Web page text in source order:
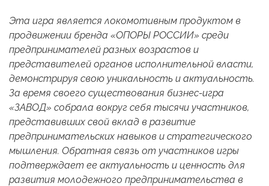
Эта игра является локомотивным продуктом в
продвижении бренда «ОПОРЫ РОССИИ» среди
предпринимателей разных возрастов и
представителей органов исполнительной власти,
демонстрируя свою уникальность и актуальность.
За время своего существования бизнес-игра
«ЗАВОД» собрала вокруг себя тысячи участников,
представивших свой вклад в развитие
предпринимательских навыков и стратегического
мышления. Обратная связь от участников игры
подтверждает ее актуальность и ценность для
развития молодежного предпринимательства в